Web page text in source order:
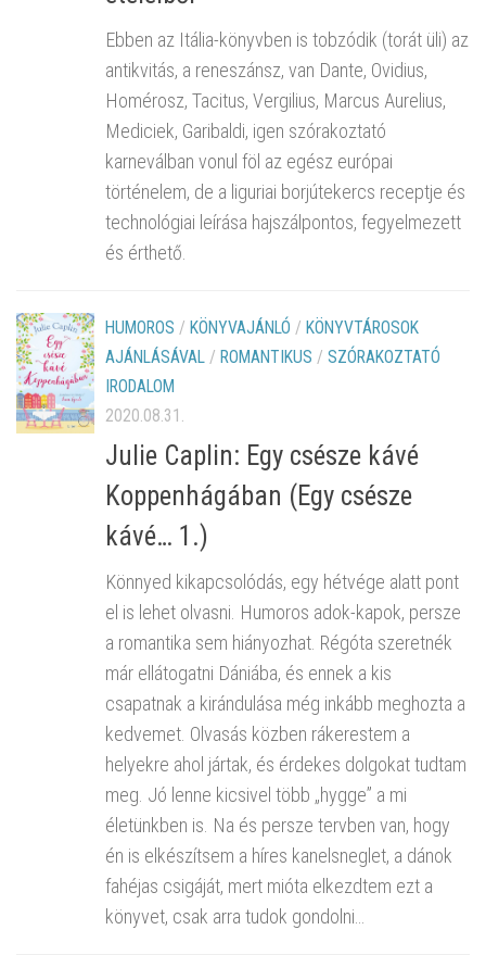
Ebben az Itália-könyvben is tobzódik (torát üli) az
antikvitás, a reneszánsz, van Dante, Ovidius,
Homérosz, Tacitus, Vergilius, Marcus Aurelius,
Mediciek, Garibaldi, igen szórakoztató
karneválban vonul föl az egész európai
történelem, de a liguriai borjútekercs receptje és
technológiai leírása hajszálpontos, fegyelmezett
és érthető.
HUMOROS / KÖNYVAJÁNLÓ / KÖNYVTÁROSOK
AJÁNLÁSÁVAL / ROMANTIKUS / SZÓRAKOZTATÓ
IRODALOM
2020.08.31.
Julie Caplin: Egy ​csésze kávé
Koppenhágában (Egy csésze
kávé… 1.)
Könnyed kikapcsolódás, egy hétvége alatt pont
el is lehet olvasni. Humoros adok-kapok, persze
a romantika sem hiányozhat. Régóta szeretnék
már ellátogatni Dániába, és ennek a kis
csapatnak a kirándulása még inkább meghozta a
kedvemet. Olvasás közben rákerestem a
helyekre ahol jártak, és érdekes dolgokat tudtam
meg. Jó lenne kicsivel több „hygge” a mi
életünkben is. Na és persze tervben van, hogy
én is elkészítsem a híres kanelsneglet, a dánok
fahéjas csigáját, mert mióta elkezdtem ezt a
könyvet, csak arra tudok gondolni…